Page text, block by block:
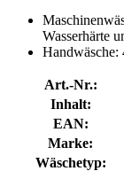
Wasserhärte
Handwäsche:
Art.-Nr.:
Inhalt:
EAN:
Marke:
Wäschetyp: